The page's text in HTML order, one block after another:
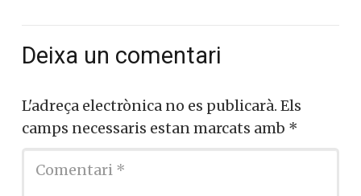
Deixa un comentari
L'adreça electrònica no es publicarà. Els
camps necessaris estan marcats amb *